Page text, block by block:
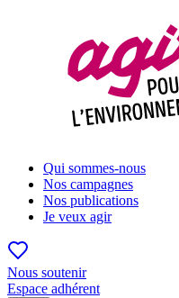
Qui sommes-nous
Nos campagnes
Nos publications
Je veux agir
Nous soutenir
Espace adhérent